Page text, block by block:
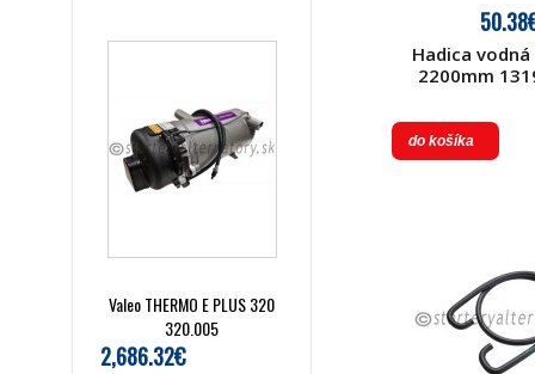
Valeo THERMO E PLUS 320
320.005
2,686.32€
Hadica vodná
2200mm
do košíka